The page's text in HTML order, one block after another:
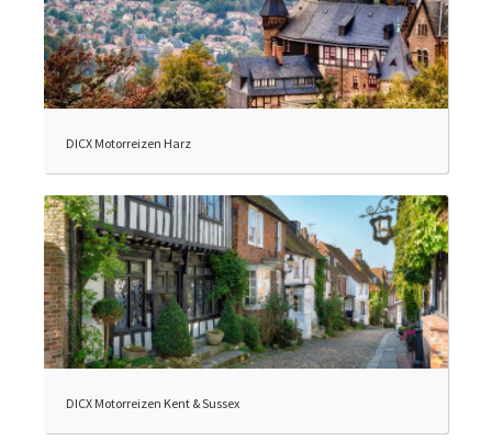
DICX Motorreizen Harz
DICX Motorreizen Kent & Sussex